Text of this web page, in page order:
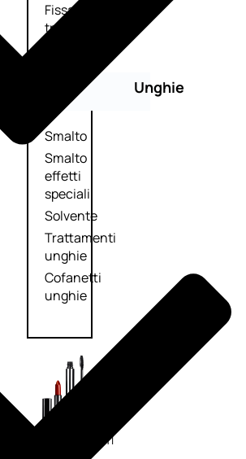
Fissatore
trucco
Unghie
Smalto
Smalto
effetti
speciali
Solvente
Trattamenti
unghie
Cofanetti
unghie
TRATTAMENTI